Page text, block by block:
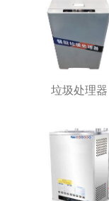
垃圾处理器